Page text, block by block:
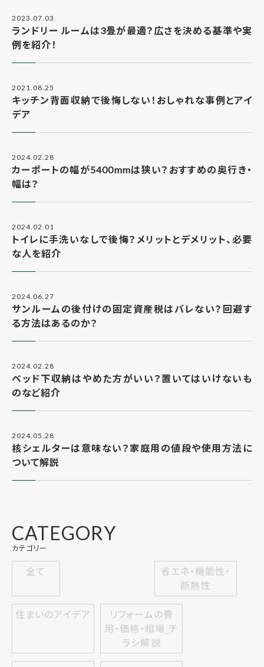
2023.07.03
ランドリー ルームは3畳が最適？広さを決める基準や実
例を紹介！
2021.08.25
キッチン背面収納で後悔しない！おしゃれな事例とアイ
デア
2024.02.28
カーポートの幅が5400mmは狭い？おすすめの奥行き・
幅は？
2024.02.01
トイレに手洗いなしで後悔？メリットとデメリット、必要
な人を紹介
2024.06.27
サンルームの後付けの固定資産税はバレない？回避す
る方法はあるのか？
2024.02.28
ベッド下収納はやめた方がいい？置いてはいけないも
のなど紹介
2024.05.28
核シェルターは意味ない？家庭用の値段や使用方法に
ついて解説
CATEGORY
カテゴリー
全て
省エネ・機能性・
断熱性
住まいのアイデア
リフォームの費
用・価格・相場_チ
ラシ解説